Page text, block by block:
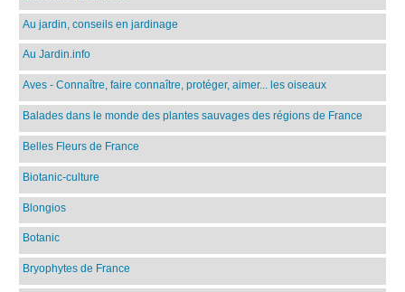
Au jardin, conseils en jardinage
Au Jardin.info
Aves - Connaître, faire connaître, protéger, aimer... les oiseaux
Balades dans le monde des plantes sauvages des régions de France
Belles Fleurs de France
Biotanic-culture
Blongios
Botanic
Bryophytes de France